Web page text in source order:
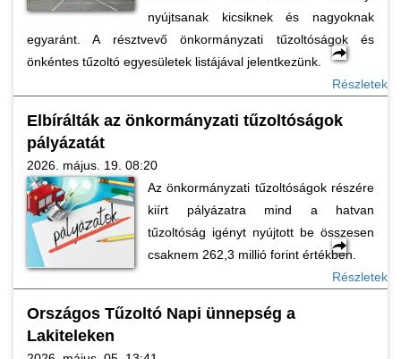
nyújtsanak kicsiknek és nagyoknak
egyaránt. A résztvevő önkormányzati tűzoltóságok és
önkéntes tűzoltó egyesületek listájával jelentkezünk.
Részletek
Elbírálták az önkormányzati tűzoltóságok
pályázatát
2026. május. 19. 08:20
Az önkormányzati tűzoltóságok részére
kiírt pályázatra mind a hatvan
tűzoltóság igényt nyújtott be összesen
csaknem 262,3 millió forint értékben.
Részletek
Országos Tűzoltó Napi ünnepség a
Lakiteleken